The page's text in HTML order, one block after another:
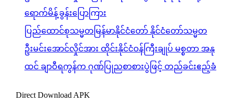
ရောက်မိန့်ခွန်းပြောကြား
ပြည်ထောင်စုသမ္မတမြန်မာနိုင်ငံတော် နိုင်ငံတော်သမ္မတ
ဦးမင်းအောင်လှိုင်အား ထိုင်းနိုင်ငံဝန်ကြီးချုပ် မစ္စတာ အနု
ထင် ချာဝီရကွန်က ဂုဏ်ပြုညစာစားပွဲဖြင့် တည်ခင်းဧည့်ခံ
Direct Download APK